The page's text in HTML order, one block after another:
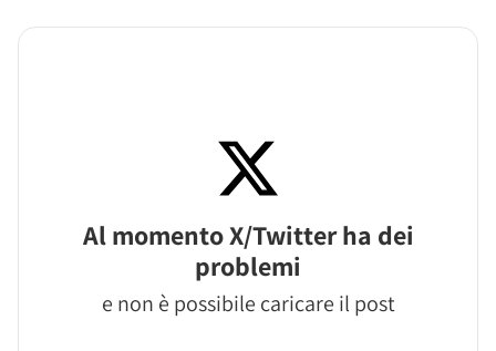
Al momento X/Twitter ha dei
problemi
e non è possibile caricare il post